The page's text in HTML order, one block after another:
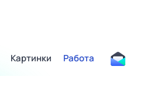
Картинки Работа